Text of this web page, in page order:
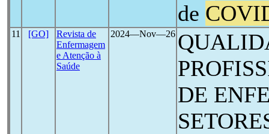
de
11 [GO]
Revista de
Enfermagem
e Atenção à
Saúde
2024―Nov―26
DE